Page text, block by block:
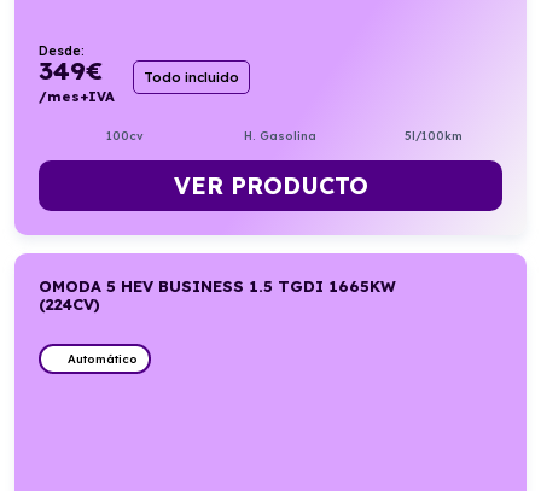
Desde:
349€
/mes+IVA
Todo incluido
100cv H. Gasolina 5l/100km
VER PRODUCTO
OMODA 5 HEV BUSINESS 1.5 TGDI 1665KW
(224CV)
Automático